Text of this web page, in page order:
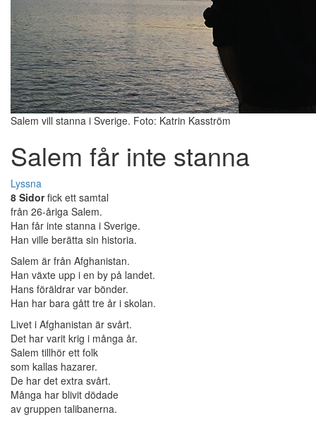
Salem vill stanna i Sverige. Foto: Katrin Kasström
Salem får inte stanna
Lyssna
8 Sidorfick ett samtal
från 26-åriga Salem.
Han får inte stanna i Sverige.
Han ville berätta sin historia.
Salem är från Afghanistan.
Han växte upp i en by på landet.
Hans föräldrar var bönder.
Han har bara gått tre år i skolan.
Livet i Afghanistan är svårt.
Det har varit krig i många år.
Salem tillhör ett folk
som kallas hazarer.
De har det extra svårt.
Många har blivit dödade
av gruppen talibanerna.